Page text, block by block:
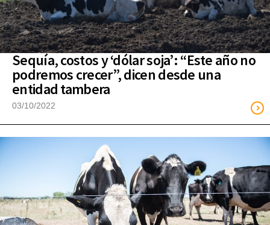
Sequía, costos y ‘dólar soja’: “Este año no
podremos crecer”, dicen desde una
entidad tambera
03/10/2022